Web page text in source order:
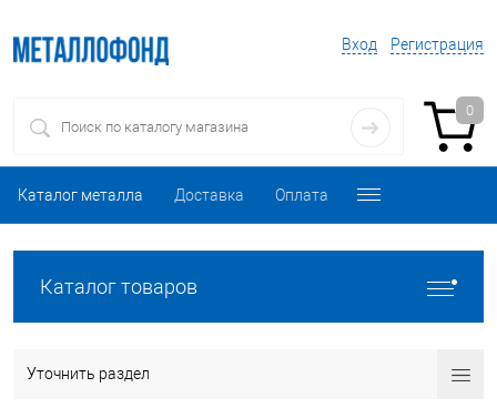
Вход Регистрация
0
Каталог металла Доставка Оплата
Каталог товаров
Уточнить раздел